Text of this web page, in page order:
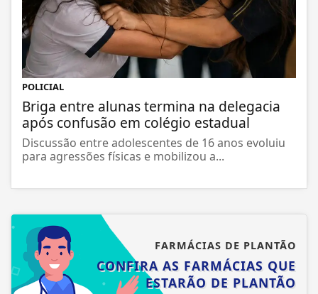
POLICIAL
Briga entre alunas termina na delegacia
após confusão em colégio estadual
Discussão entre adolescentes de 16 anos evoluiu
para agressões físicas e mobilizou a...
FARMÁCIAS DE PLANTÃO
CONFIRA AS FARMÁCIAS QUE
ESTARÃO DE PLANTÃO